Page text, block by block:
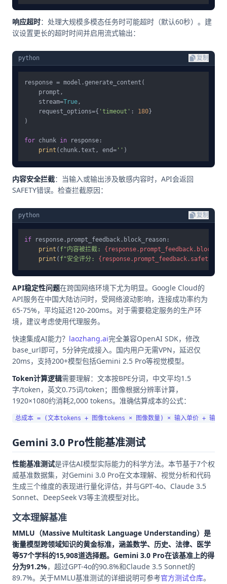
响应超时：处理大规模多模态任务时可能超时（默认60秒）。建
议设置更长的超时时间并启用流式输出：
python 复制
response = model.generate_content(
    prompt,
    stream=
True ,
    request_options={
'timeout' : 180}
)
for chunk in response:
print (chunk.text, end= ''
内容安全拦截：当输入或输出涉及敏感内容时，API会返回
SAFETY错误。检查拦截原因：
python 复制
if response.prompt_feedback.block_reason:
print ( f"内容被拦截:
print ( f"安全评分:
API稳定性问题在跨国网络环境下尤为明显。Google Cloud的
API服务在中国大陆访问时，受网络波动影响，连接成功率约为
65-75%，平均延迟120-200ms。对于需要稳定服务的生产环
境，建议考虑使用代理服务。
快速集成AI能力？ laozhang.ai完全兼容OpenAI SDK，修改
base_url即可，5分钟完成接入。国内用户无需VPN，延迟仅
20ms，支持200+模型包括Gemini 2.5 Pro等视觉模型。
Token计算逻辑需要理解：文本按BPE分词，中文平均1.5
字/token，英文0.75词/token；图像根据分辨率计算，
1920×1080约消耗2,000 tokens。准确估算成本的公式：
Gemini 3.0 Pro性能基准测试
性能基准测试是评估AI模型实际能力的科学方法。本节基于7个权
威基准数据集，对Gemini 3.0 Pro在文本理解、视觉分析和代码
生成三个维度的表现进行量化评估，并与GPT-4o、Claude 3.5
Sonnet、DeepSeek V3等主流模型对比。
文本理解基准
MMLU（Massive Multitask Language Understanding） 是
衡量模型跨领域知识的黄金标准，涵盖数学、历史、法律、医学
等57个学科的15,908道选择题。Gemini 3.0 Pro在该基准上的得
分为91.2%，超过GPT-4o的90.8%和Claude 3.5 Sonnet的
89.7%。关于MMLU基准测试的详细说明可参考官方测试仓库。